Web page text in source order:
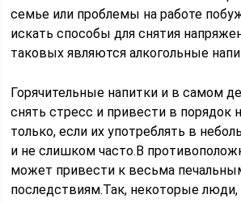
семье или проблемы на работе
искать способы для снятия
таковых являются алкогольные
Горячительные напитки и в самом
снять стресс и привести в порядок
только, если их употреблять в
и не слишком часто.В
может привести к весьма
последствиям.Так, некоторые люди,